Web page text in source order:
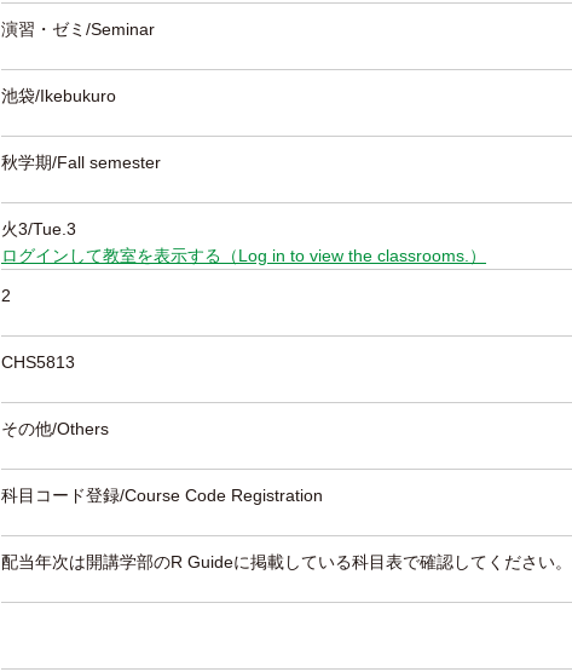
演習・ゼミ/Seminar
池袋/Ikebukuro
秋学期/Fall semester
火3/Tue.3
ログインして教室を表示する（Log in to view the classrooms.）
2
CHS5813
その他/Others
科目コード登録/Course Code Registration
配当年次は開講学部のR Guideに掲載している科目表で確認してください。